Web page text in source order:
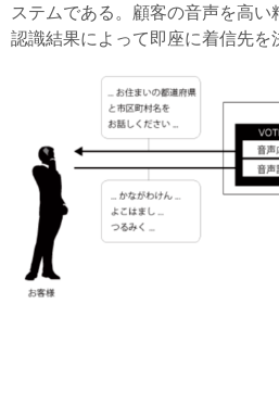
ステムである。顧客の音声を高い
認識結果によって即座に着信先を